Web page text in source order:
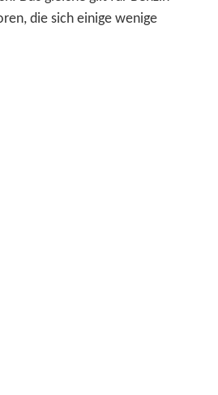
die sich einige wenige